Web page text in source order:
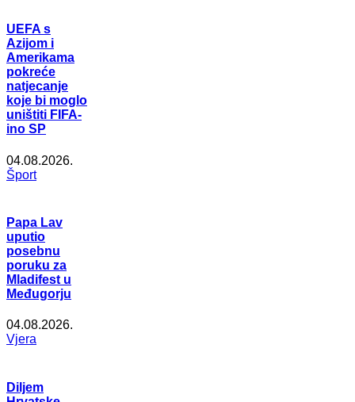
UEFA s
Azijom i
Amerikama
pokreće
natjecanje
koje bi moglo
uništiti FIFA-
ino SP
04.08.2026.
Šport
Papa Lav
uputio
posebnu
poruku za
Mladifest u
Međugorju
04.08.2026.
Vjera
Diljem